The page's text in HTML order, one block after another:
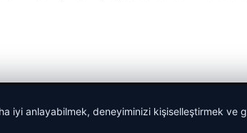
iyi anlayabilmek, deneyiminizi kişiselleştirmek